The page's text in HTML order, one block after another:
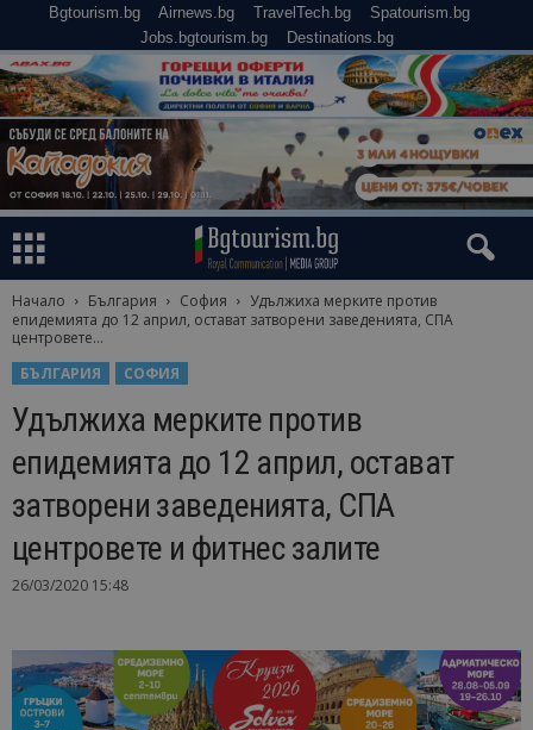
Bgtourism.bg Airnews.bg TravelTech.bg
Spatourism.bg
Jobs.bgtourism.bg
Destinations.bg
Начало България София
Удължиха мерките против
епидемията до 12 април, остават затворени заведенията, СПА
центровете...
БЪЛГАРИЯ
СОФИЯ
Удължиха мерките против
епидемията до 12 април, остават
затворени заведенията, СПА
центровете и фитнес залите
26/03/2020 15:48